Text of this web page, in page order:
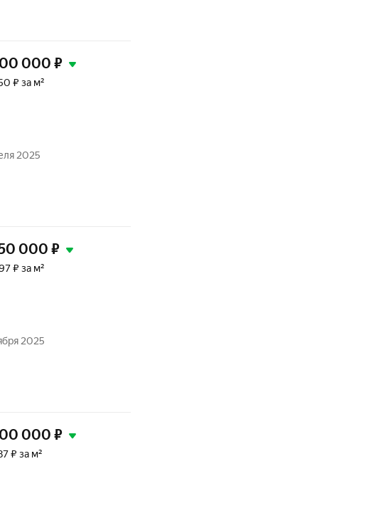
000 ₽
₽ за м²
2025
000 ₽
₽ за м²
2025
000 ₽
₽ за м²